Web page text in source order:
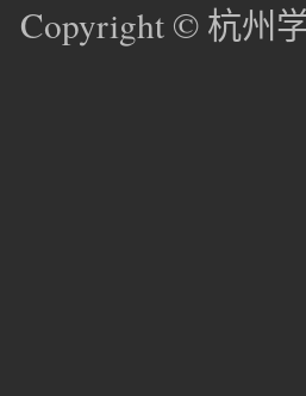
Copyright © 杭州